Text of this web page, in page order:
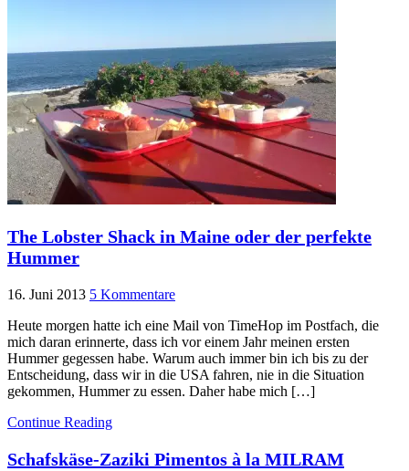
The Lobster Shack in Maine oder der perfekte
Hummer
16. Juni 2013 5 Kommentare
Heute morgen hatte ich eine Mail von TimeHop im Postfach, die
mich daran erinnerte, dass ich vor einem Jahr meinen ersten
Hummer gegessen habe. Warum auch immer bin ich bis zu der
Entscheidung, dass wir in die USA fahren, nie in die Situation
gekommen, Hummer zu essen. Daher habe mich […]
Continue Reading
Schafskäse-Zaziki Pimentos à la MILRAM